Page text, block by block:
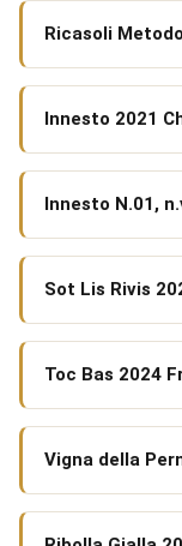
Ricasoli
Innesto 2021
Innesto N.01,
Sot Lis Rivis
Toc Bas 2024
Vigna della